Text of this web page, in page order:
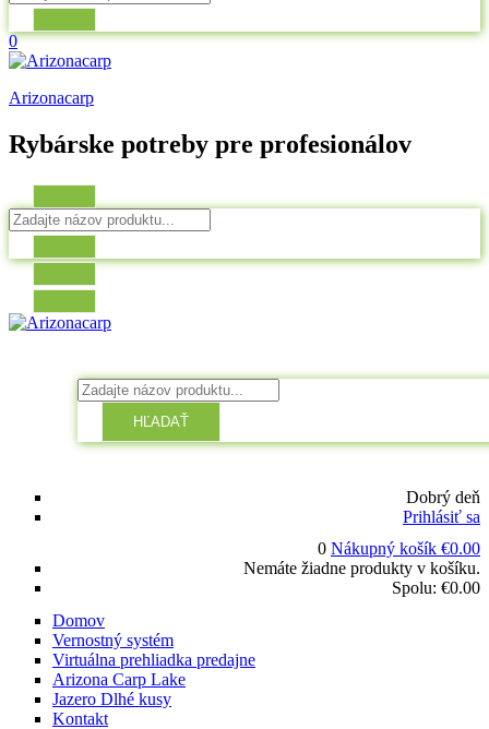
0
Arizonacarp
Rybárske potreby pre profesionálov
HĽADAŤ
Dobrý deň
Prihlásiť sa
0 Nákupný košík €0.00
Nemáte žiadne produkty v košíku.
Spolu: €0.00
Domov
Vernostný systém
Virtuálna prehliadka predajne
Arizona Carp Lake
Jazero Dlhé kusy
Kontakt